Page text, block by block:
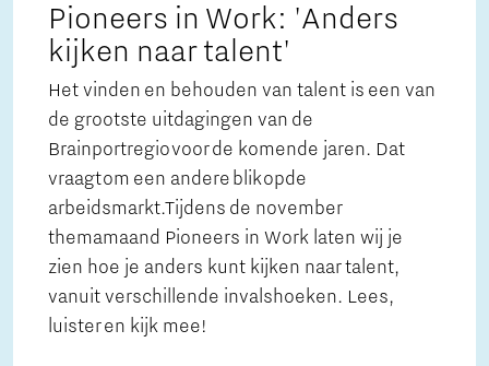
Pioneers in Work: 'Anders
kijken naar talent'
Het vinden en behouden van talent is een van
de grootste uitdagingen van de
Brainportregio voor de komende jaren. Dat
vraagt om een andere blik op de
arbeidsmarkt.Tijdens de november
themamaand Pioneers in Work laten wij je
zien hoe je anders kunt kijken naar talent,
vanuit verschillende invalshoeken. Lees,
luister en kijk mee!